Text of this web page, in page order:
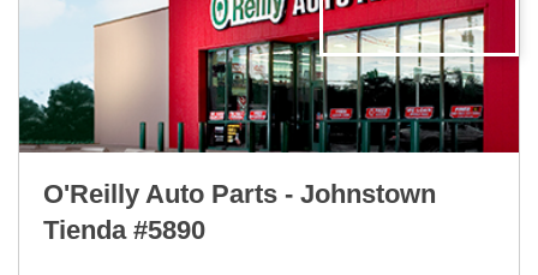
O'Reilly Auto Parts - Johnstown
Tienda #5890